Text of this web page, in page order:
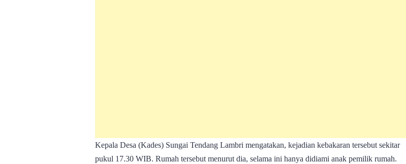
Kepala Desa (Kades) Sungai Tendang Lambri mengatakan, kejadian kebakaran tersebut sekitar
pukul 17.30 WIB. Rumah tersebut menurut dia, selama ini hanya didiami anak pemilik rumah.